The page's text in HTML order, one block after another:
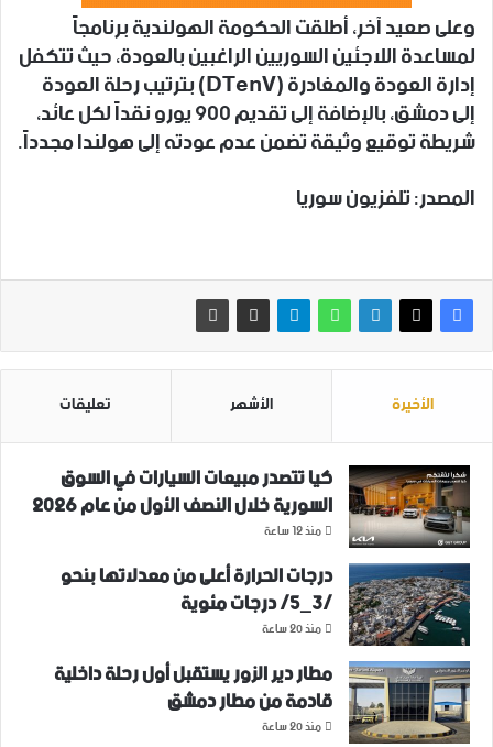
وعلى صعيد آخر، أطلقت الحكومة الهولندية برنامجاً
لمساعدة اللاجئين السوريين الراغبين بالعودة، حيث تتكفل
إدارة العودة والمغادرة (DTenV) بترتيب رحلة العودة
إلى دمشق، بالإضافة إلى تقديم 900 يورو نقداً لكل عائد،
شريطة توقيع وثيقة تضمن عدم عودته إلى هولندا مجدداً.
المصدر: تلفزيون سوريا
الأخيرة الأشهر تعليقات
كيا تتصدر مبيعات السيارات في السوق
السورية خلال النصف الأول من عام 2026
منذ 12 ساعة
درجات الحرارة أعلى من معدلاتها بنحو
/3_5/ درجات مئوية
منذ 20 ساعة
مطار دير الزور يستقبل أول رحلة داخلية
قادمة من مطار دمشق
منذ 20 ساعة